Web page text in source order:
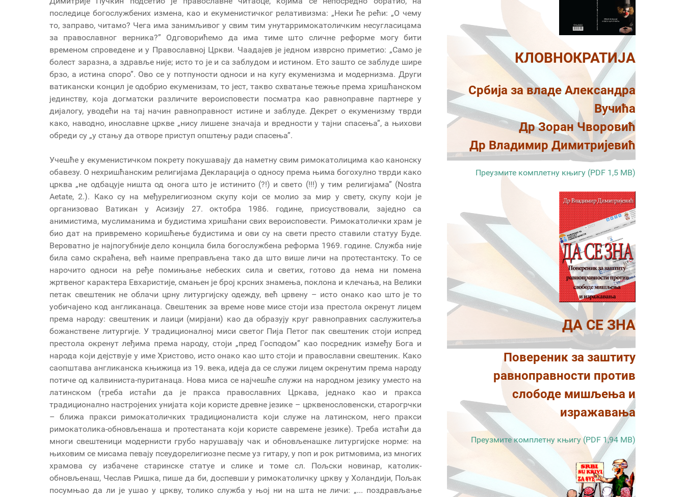
последице богослужбених измена, као и екуменистичког релативизма: „Неки ће рећи: „О чему
то, заправо, читамо? Чега има занимљивог у свим тим унутарримокатоличким несугласицама
за православног верника?” Одговорићемо да има тиме што сличне реформе могу бити
временом спроведене и у Православној Цркви. Чаадајев је једном изврсно приметио: „Само је
болест заразна, а здравље није; исто то је и са заблудом и истином. Ето зашто се заблуде шире
брзо, а истина споро”. Ово се у потпуности односи и на кугу екуменизма и модернизма. Други
ватикански концил је одобрио екуменизам, то јест, такво схватање тежње према хришћанском
јединству, која догматски различите вероисповести посматра као равноправне партнере у
дијалогу, уводећи на тај начин равноправност истине и заблуде. Декрет о екуменизму тврди
како, наводно, инославне цркве „нису лишене значаја и вредности у тајни спасења”, а њихови
обреди су „у стању да отворе приступ општењу ради спасења”.
Учешће у екуменистичком покрету покушавају да наметну свим римокатолицима као канонску
обавезу. О нехришћанским религијама Декларација о односу према њима богохулно тврди како
црква „не одбацује ништа од онога што је истинито (?!) и свето (!!!) у тим религијама” (Nostra
Aetate, 2.). Како су на међурелигиозном скупу који се молио за мир у свету, скупу који је
организовао Ватикан у Асизију 27. октобра 1986. године, присуствовали, заједно са
анимистима, муслиманима и будистима хришћани свих вероисповести. Римокатолички храм је
био дат на привремено коришћење будистима и ови су на свети престо ставили статуу Буде.
Вероватно је најпогубније дело концила била богослужбена реформа 1969. године. Служба није
била само скраћена, већ наиме преправљена тако да што више личи на протестантску. То се
нарочито односи на ређе помињање небеских сила и светих, готово да нема ни помена
жртвеног карактера Евхаристије, смањен је број крсних знамења, поклона и клечања, на Велики
петак свештеник не облачи црну литургијску одежду, већ црвену – исто онако као што је то
уобичајено код англиканаца. Свештеник за време нове мисе стоји иза престола окренут лицем
према народу: свештеник и лаици (мирјани) као да образују круг равноправних саслужитеља
божанствене литургије. У традиционалној миси светог Пија Петог пак свештеник стоји испред
престола окренут леђима према народу, стоји „пред Господом” као посредник између Бога и
народа који дејствује у име Христово, исто онако као што стоји и православни свештеник. Како
саопштава англиканска књижица из 19. века, идеја да се служи лицем окренутим према народу
потиче од калвиниста-пуританаца. Нова миса се најчешће служи на народном језику уместо на
латинском (треба истаћи да је пракса православних Цркава, једнако као и пракса
традиционално настројених унијата који користе древне језике – црквенословенски, старогрчки
– ближа пракси римокатоличких традиционалиста који служе на латинском, него пракси
римокатолика-обновљенаша и протестаната који користе савремене језике). Треба истаћи да
многи свештеници модернисти грубо нарушавају чак и обновљенашке литургијске норме: на
њиховим се мисама певају псеудорелигиозне песме уз гитару, у поп и рок ритмовима, из многих
храмова су избачене старинске статуе и слике и томе сл. Пољски новинар, католик-
обновљенаш, Чеслав Ришка, пише да би, доспевши у римокатоличку цркву у Холандији, Пољак
посумњао да ли је ушао у цркву, толико служба у њој ни на шта не личи: „... поздрављање
КЛОВНОКРАТИЈА
Србија за владе Александра
Вучића
Др Зоран Чворовић
Др Владимир Димитријевић
Преузмите комплетну књигу (PDF 1,5 MB)
ДА СЕ ЗНА
Повереник за заштиту
равноправности против
слободе мишљења и
изражавања
Преузмите комплетну књигу (PDF 1,94 MB)